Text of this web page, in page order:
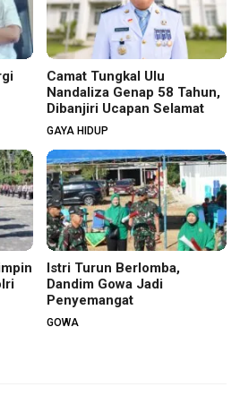
Camat Tungkal Ulu
Nandaliza Genap 58 Tahun,
Dibanjiri Ucapan Selamat
GAYA HIDUP
Istri Turun Berlomba,
Dandim Gowa Jadi
Penyemangat
GOWA